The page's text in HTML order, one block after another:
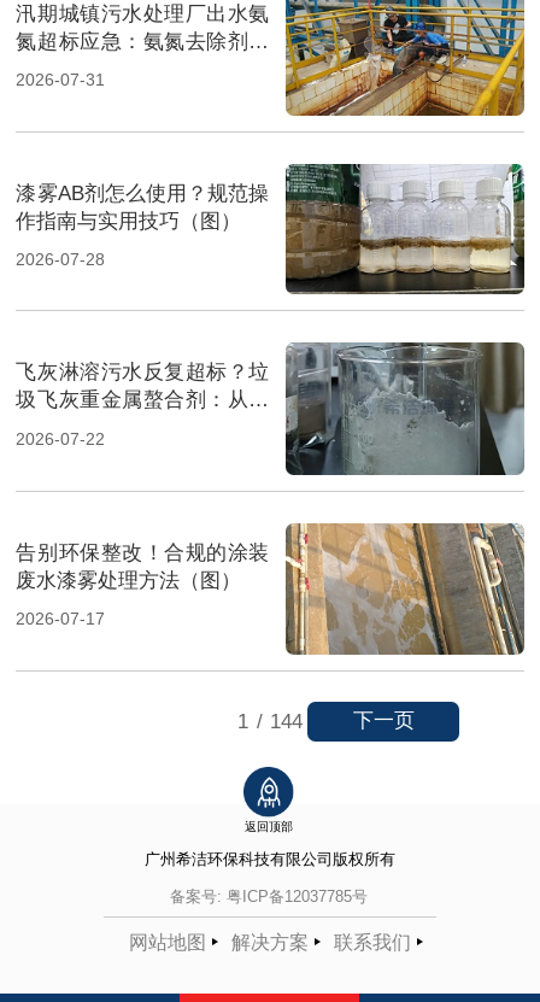
汛期城镇污水处理厂出水氨
氮超标应急：氨氮去除剂投
加方法及实操指南（图）
2026-07-31
漆雾AB剂怎么使用？规范操
作指南与实用技巧（图）
2026-07-28
飞灰淋溶污水反复超标？垃
圾飞灰重金属螯合剂：从源
头实现固液双达标（图）
2026-07-22
告别环保整改！合规的涂装
废水漆雾处理方法（图）
2026-07-17
1 / 144 下一页
返回顶部
广州希洁环保科技有限公司 版权所有
备案号: 粤ICP备12037785号
网站地图 解决方案 联系我们